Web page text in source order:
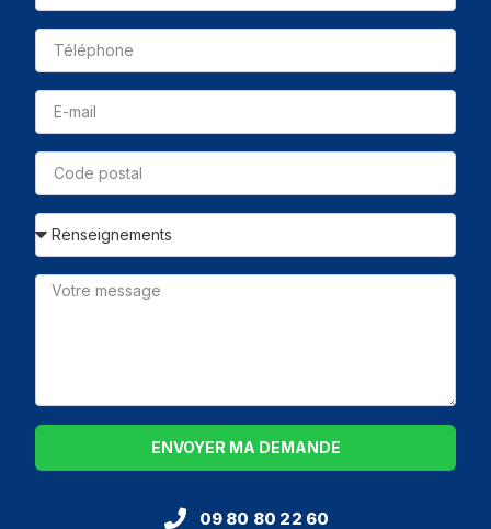
ENVOYER MA DEMANDE
09 80 80 22 60